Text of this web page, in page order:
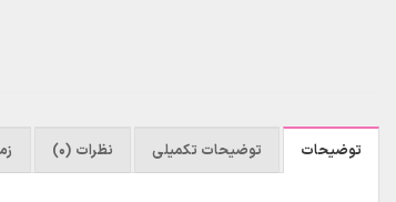
توضیحات توضیحات تکمیلی نظرات (0)